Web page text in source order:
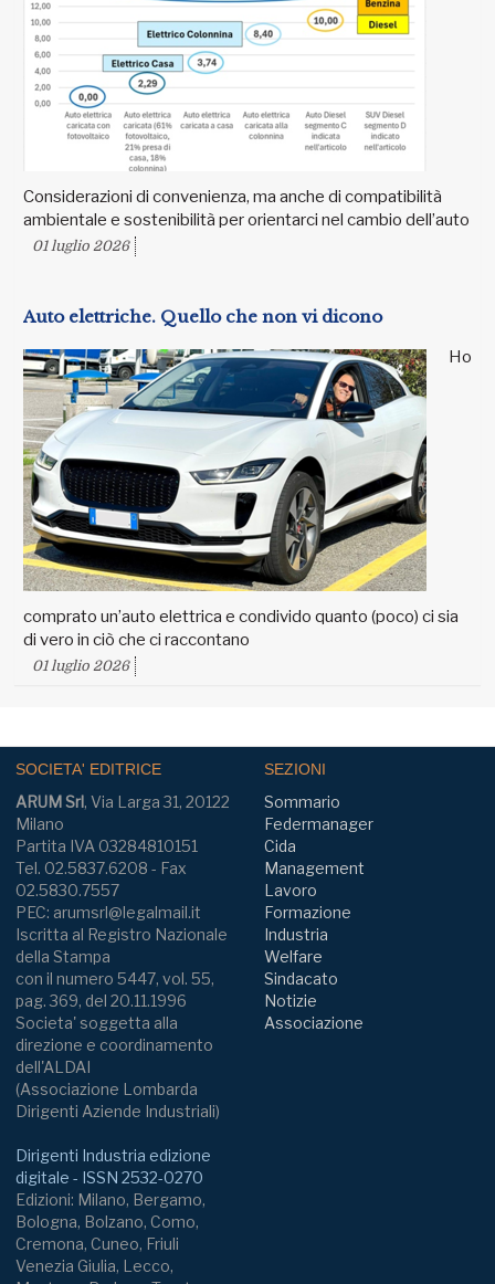
Considerazioni di convenienza, ma anche di compatibilità
ambientale e sostenibilità per orientarci nel cambio dell’auto
01 luglio 2026
Auto elettriche. Quello che non vi dicono
Ho
comprato un’auto elettrica e condivido quanto (poco) ci sia
di vero in ciò che ci raccontano
01 luglio 2026
SOCIETA' EDITRICE
ARUM Srl, Via Larga 31, 20122
Milano
Partita IVA 03284810151
Tel. 02.5837.6208 - Fax
02.5830.7557
PEC: arumsrl@legalmail.it
Iscritta al Registro Nazionale
della Stampa
con il numero 5447, vol. 55,
pag. 369, del 20.11.1996
Societa' soggetta alla
direzione e coordinamento
dell'ALDAI
(Associazione Lombarda
Dirigenti Aziende Industriali)
Dirigenti Industria edizione
digitale - ISSN 2532-0270
Edizioni: Milano, Bergamo,
Bologna, Bolzano, Como,
Cremona, Cuneo, Friuli
Venezia Giulia, Lecco,
SEZIONI
Sommario
Federmanager
Cida
Management
Lavoro
Formazione
Industria
Welfare
Sindacato
Notizie
Associazione